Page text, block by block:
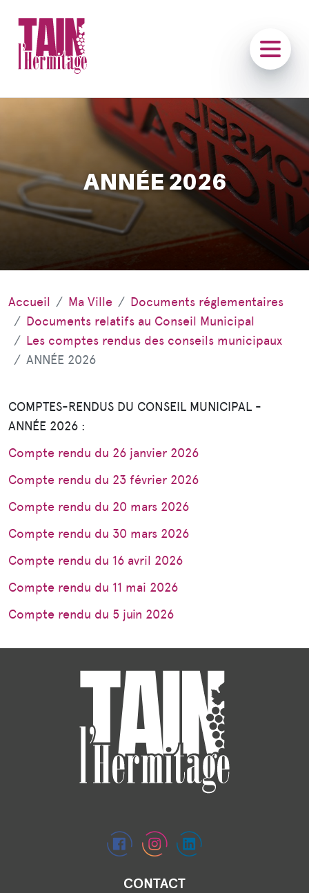
ANNÉE 2026
Accueil Ma Ville
Documents réglementaires
Documents relatifs au Conseil Municipal
Les comptes rendus des conseils municipaux
ANNÉE 2026
COMPTES-RENDUS DU CONSEIL MUNICIPAL -
ANNÉE 2026 :
Compte rendu du 26 janvier 2026
Compte rendu du 23 février 2026
Compte rendu du 20 mars 2026
Compte rendu du 30 mars 2026
Compte rendu du 16 avril 2026
Compte rendu du 11 mai 2026
Compte rendu du 5 juin 2026
CONTACT